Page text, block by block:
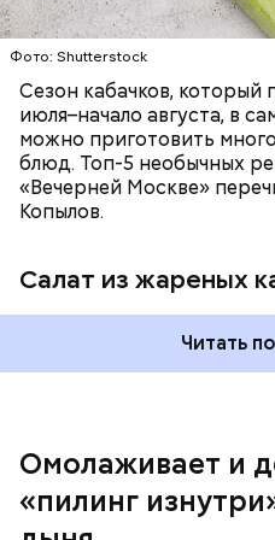
Фото: Shutterstock
Сезон кабачков, который
июля–начало августа, в
можно приготовить
блюд. Топ-5 необычных
«Вечерней Москве»
Копылов.
Салат из жареных
Читать
Омолаживает и
«пилинг
кремний — укрепляет
ногти и оказывает
клетчатка —
излишки холестерина,
Вред дыни
Фото: Shutterstock
А врач-эндокринолог
что существует
заверил специалист.